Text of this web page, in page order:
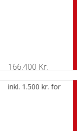
166.400 Kr.
inkl. 1.500 kr. for